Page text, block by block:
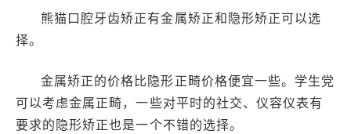
熊猫口腔牙齿矫正有金属矫正和隐形矫正可以选
择。
金属矫正的价格比隐形正畸价格便宜一些。学生党
可以考虑金属正畸，一些对平时的社交、仪容仪表有
要求的隐形矫正也是一个不错的选择。